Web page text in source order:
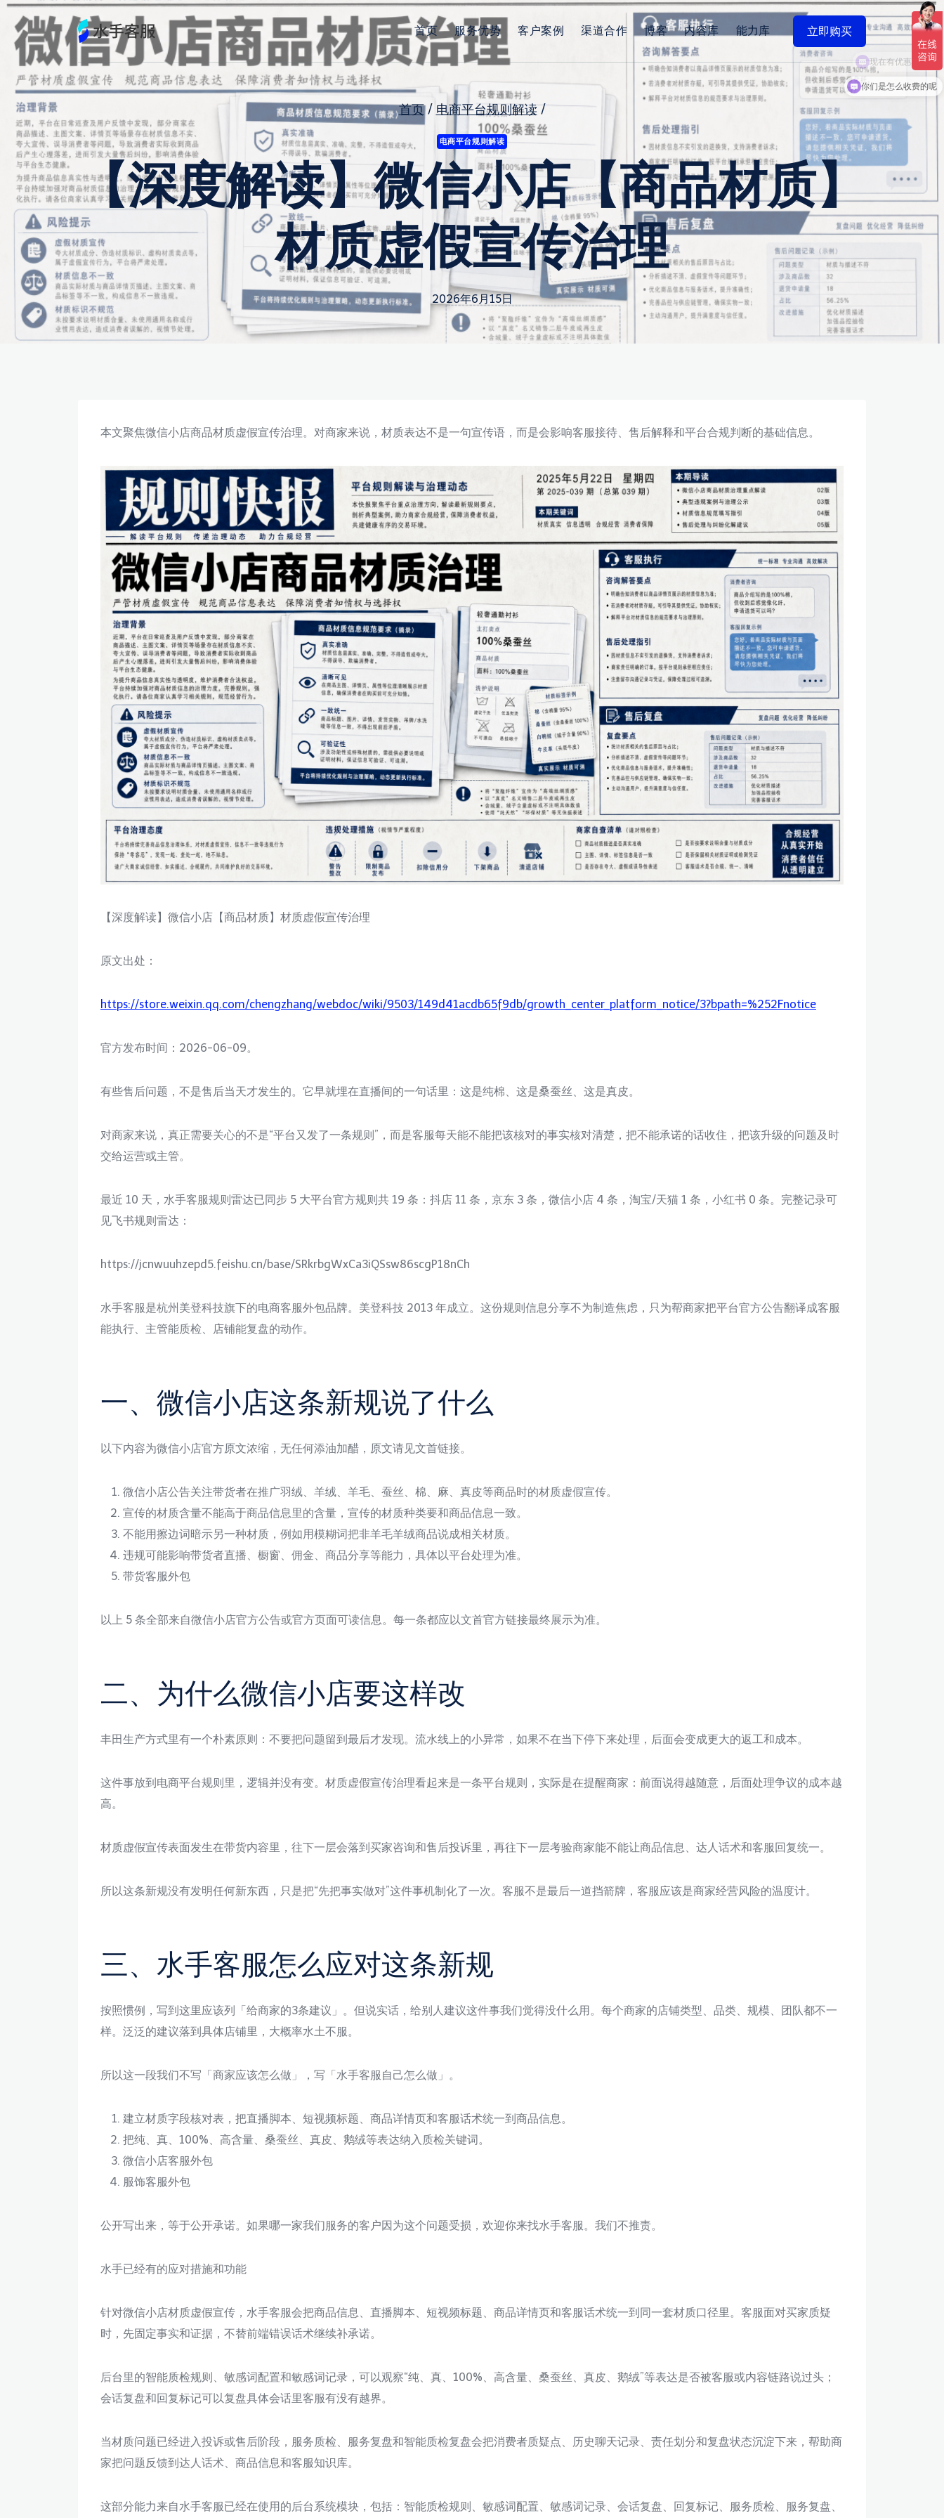
跳
首页 服务优势 客户案例 渠道合作 博客 内容库 能力库 立即购买
首页 / 电商平台规则解读 /
电商平台规则解读
【深度解读】微信小店【商品材质】
材质虚假宣传治理
2026年6月15日
本文聚焦微信小店商品材质虚假宣传治理。对商家来说，材质表达不是一句宣传语，而是会影响客服接待、售后解释和平台合规判断的基础信息。
【深度解读】微信小店【商品材质】材质虚假宣传治理
原文出处：
https://store.weixin.qq.com/chengzhang/webdoc/wiki/9503/149d41acdb65f9db/growth_center_platform_notice/3?bpath=%252Fnotice
官方发布时间：2026-06-09。
有些售后问题，不是售后当天才发生的。它早就埋在直播间的一句话里：这是纯棉、这是桑蚕丝、这是真皮。
对商家来说，真正需要关心的不是“平台又发了一条规则”，而是客服每天能不能把该核对的事实核对清楚，把不能承诺的话收住，把该升级的问题及时
交给运营或主管。
最近 10 天，水手客服规则雷达已同步 5 大平台官方规则共 19 条：抖店 11 条，京东 3 条，微信小店 4 条，淘宝/天猫 1 条，小红书 0 条。完整记录可
见飞书规则雷达：
https://jcnwuuhzepd5.feishu.cn/base/SRkrbgWxCa3iQSsw86scgP18nCh
水手客服是杭州美登科技旗下的电商客服外包品牌。美登科技 2013 年成立。这份规则信息分享不为制造焦虑，只为帮商家把平台官方公告翻译成客服
能执行、主管能质检、店铺能复盘的动作。
一、微信小店这条新规说了什么
以下内容为微信小店官方原文浓缩，无任何添油加醋，原文请见文首链接。
微信小店公告关注带货者在推广羽绒、羊绒、羊毛、蚕丝、棉、麻、真皮等商品时的材质虚假宣传。
宣传的材质含量不能高于商品信息里的含量，宣传的材质种类要和商品信息一致。
不能用擦边词暗示另一种材质，例如用模糊词把非羊毛羊绒商品说成相关材质。
违规可能影响带货者直播、橱窗、佣金、商品分享等能力，具体以平台处理为准。
带货客服外包
以上 5 条全部来自微信小店官方公告或官方页面可读信息。每一条都应以文首官方链接最终展示为准。
二、为什么微信小店要这样改
丰田生产方式里有一个朴素原则：不要把问题留到最后才发现。流水线上的小异常，如果不在当下停下来处理，后面会变成更大的返工和成本。
这件事放到电商平台规则里，逻辑并没有变。材质虚假宣传治理看起来是一条平台规则，实际是在提醒商家：前面说得越随意，后面处理争议的成本越
高。
材质虚假宣传表面发生在带货内容里，往下一层会落到买家咨询和售后投诉里，再往下一层考验商家能不能让商品信息、达人话术和客服回复统一。
所以这条新规没有发明任何新东西，只是把“先把事实做对”这件事机制化了一次。客服不是最后一道挡箭牌，客服应该是商家经营风险的温度计。
三、水手客服怎么应对这条新规
按照惯例，写到这里应该列「给商家的3条建议」。但说实话，给别人建议这件事我们觉得没什么用。每个商家的店铺类型、品类、规模、团队都不一
样。泛泛的建议落到具体店铺里，大概率水土不服。
所以这一段我们不写「商家应该怎么做」，写「水手客服自己怎么做」。
建立材质字段核对表，把直播脚本、短视频标题、商品详情页和客服话术统一到商品信息。
把纯、真、100%、高含量、桑蚕丝、真皮、鹅绒等表达纳入质检关键词。
微信小店客服外包
服饰客服外包
公开写出来，等于公开承诺。如果哪一家我们服务的客户因为这个问题受损，欢迎你来找水手客服。我们不推责。
水手已经有的应对措施和功能
针对微信小店材质虚假宣传，水手客服会把商品信息、直播脚本、短视频标题、商品详情页和客服话术统一到同一套材质口径里。客服面对买家质疑
时，先固定事实和证据，不替前端错误话术继续补承诺。
后台里的智能质检规则、敏感词配置和敏感词记录，可以观察“纯、真、100%、高含量、桑蚕丝、真皮、鹅绒”等表达是否被客服或内容链路说过头；
会话复盘和回复标记可以复盘具体会话里客服有没有越界。
当材质问题已经进入投诉或售后阶段，服务质检、服务复盘和智能质检复盘会把消费者质疑点、历史聊天记录、责任划分和复盘状态沉淀下来，帮助商
家把问题反馈到达人话术、商品信息和客服知识库。
这部分能力来自水手客服已经在使用的后台系统模块，包括：智能质检规则、敏感词配置、敏感词记录、会话复盘、回复标记、服务质检、服务复盘、
现在有优惠活动吗